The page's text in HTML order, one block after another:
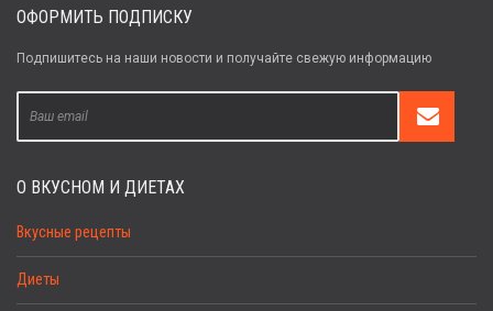
ОФОРМИТЬ ПОДПИСКУ
Подпишитесь на наши новости и получайте свежую информацию
О ВКУСНОМ И ДИЕТАХ
Вкусные рецепты
Диеты